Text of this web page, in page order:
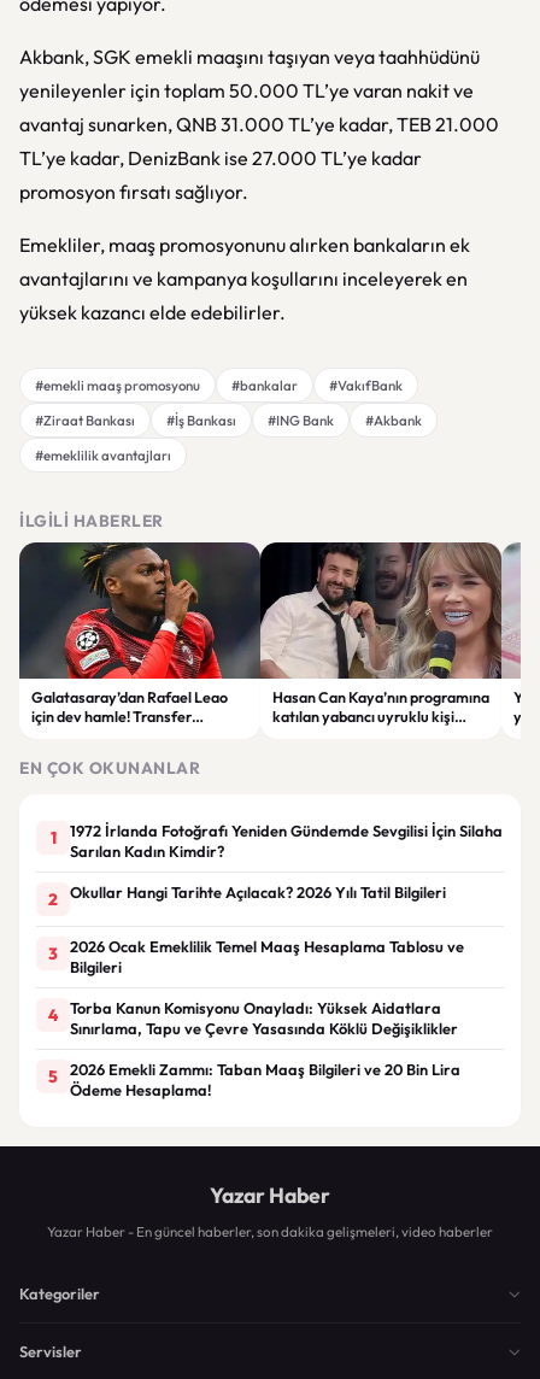
Akbank, SGK emekli maaşını taşıyan veya taahhüdünü
yenileyenler için toplam 50.000 TL’ye varan nakit ve
avantaj sunarken, QNB 31.000 TL’ye kadar, TEB 21.000
TL’ye kadar, DenizBank ise 27.000 TL’ye kadar
promosyon fırsatı sağlıyor.
Emekliler, maaş promosyonunu alırken bankaların ek
avantajlarını ve kampanya koşullarını inceleyerek en
yüksek kazancı elde edebilirler.
#emekli maaş promosyonu #bankalar
#VakıfBank
#Ziraat Bankası
#İş Bankası #ING Bank
#Akbank
#emeklilik avantajları
İLGILI HABERLER
Galatasaray’dan Rafael Leao
için dev hamle! Transfer
Hasan Can Kaya’nın programına
katılan yabancı uyruklu kişi
EN ÇOK OKUNANLAR
1
1972 İrlanda Fotoğrafı Yeniden Gündemde Sevgilisi İçin Silaha
Sarılan Kadın Kimdir?
2 Okullar Hangi Tarihte Açılacak? 2026 Yılı Tatil Bilgileri
3
2026 Ocak Emeklilik Temel Maaş Hesaplama Tablosu ve
Bilgileri
4
Torba Kanun Komisyonu Onayladı: Yüksek Aidatlara
Sınırlama, Tapu ve Çevre Yasasında Köklü Değişiklikler
5
2026 Emekli Zammı: Taban Maaş Bilgileri ve 20 Bin Lira
Ödeme Hesaplama!
Yazar Haber
Yazar Haber - En güncel haberler, son dakika gelişmeleri, video haberler
Kategoriler
Servisler